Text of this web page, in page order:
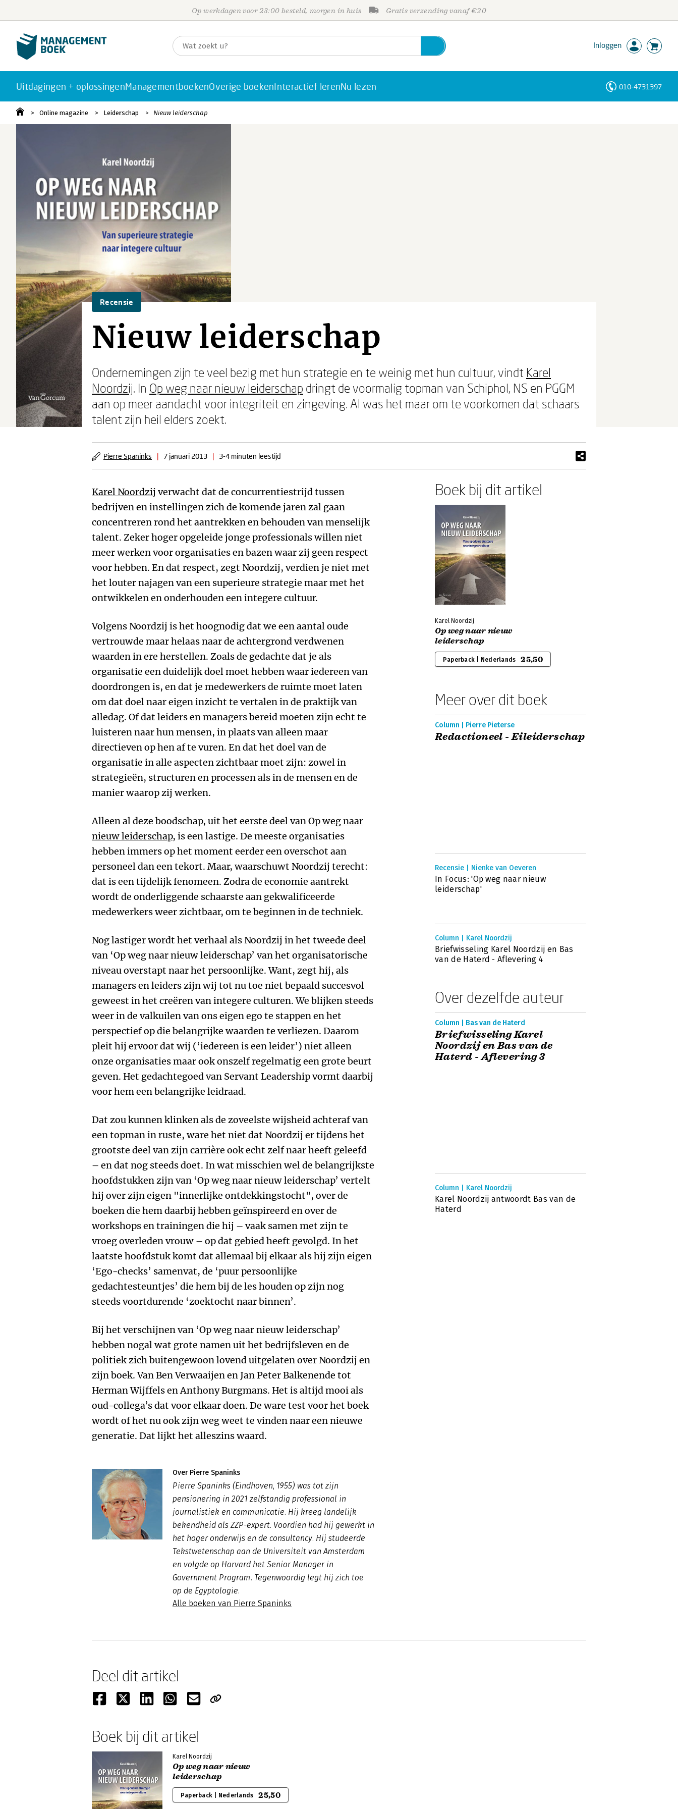
Op werkdagen voor 23:00 besteld, morgen in huis Gratis verzending vanaf €20
Inloggen
Uitdagingen + oplossingenManagementboekenOverige boekenInteractief lerenNu lezen 010-4731397
Online magazine Leiderschap Nieuw leiderschap
Recensie
Nieuw leiderschap
Ondernemingen zijn te veel bezig met hun strategie en te weinig met hun cultuur, vindt Karel
Noordzij. In Op weg naar nieuw leiderschap dringt de voormalig topman van Schiphol, NS en PGGM
aan op meer aandacht voor integriteit en zingeving. Al was het maar om te voorkomen dat schaars
talent zijn heil elders zoekt.
Pierre Spaninks | 7 januari 2013 | 3-4 minuten leestijd
Karel Noordzij verwacht dat de concurrentiestrijd tussen
bedrijven en instellingen zich de komende jaren zal gaan
concentreren rond het aantrekken en behouden van menselijk
talent. Zeker hoger opgeleide jonge professionals willen niet
meer werken voor organisaties en bazen waar zij geen respect
voor hebben. En dat respect, zegt Noordzij, verdien je niet met
het louter najagen van een superieure strategie maar met het
ontwikkelen en onderhouden een integere cultuur.
Volgens Noordzij is het hoognodig dat we een aantal oude
vertrouwde maar helaas naar de achtergrond verdwenen
waarden in ere herstellen. Zoals de gedachte dat je als
organisatie een duidelijk doel moet hebben waar iedereen van
doordrongen is, en dat je medewerkers de ruimte moet laten
om dat doel naar eigen inzicht te vertalen in de praktijk van
alledag. Of dat leiders en managers bereid moeten zijn echt te
luisteren naar hun mensen, in plaats van alleen maar
directieven op hen af te vuren. En dat het doel van de
organisatie in alle aspecten zichtbaar moet zijn: zowel in
strategieën, structuren en processen als in de mensen en de
manier waarop zij werken.
Alleen al deze boodschap, uit het eerste deel vanOp weg naar
nieuw leiderschap, is een lastige. De meeste organisaties
hebben immers op het moment eerder een overschot aan
personeel dan een tekort. Maar, waarschuwt Noordzij terecht:
dat is een tijdelijk fenomeen. Zodra de economie aantrekt
wordt de onderliggende schaarste aan gekwalificeerde
medewerkers weer zichtbaar, om te beginnen in de techniek.
Nog lastiger wordt het verhaal als Noordzij in het tweede deel
van ‘Op weg naar nieuw leiderschap’ van het organisatorische
niveau overstapt naar het persoonlijke. Want, zegt hij, als
managers en leiders zijn wij tot nu toe niet bepaald succesvol
geweest in het creëren van integere culturen. We blijken steeds
weer in de valkuilen van ons eigen ego te stappen en het
perspectief op die belangrijke waarden te verliezen. Daarom
pleit hij ervoor dat wij (‘iedereen is een leider’) niet alleen
onze organisaties maar ook onszelf regelmatig een grote beurt
geven. Het gedachtegoed van Servant Leadership vormt daarbij
voor hem een belangrijke leidraad.
Dat zou kunnen klinken als de zoveelste wijsheid achteraf van
een topman in ruste, ware het niet dat Noordzij er tijdens het
grootste deel van zijn carrière ook echt zelf naar heeft geleefd
– en dat nog steeds doet. In wat misschien wel de belangrijkste
hoofdstukken zijn van ‘Op weg naar nieuw leiderschap’ vertelt
hij over zijn eigen "innerlijke ontdekkingstocht", over de
boeken die hem daarbij hebben geïnspireerd en over de
workshops en trainingen die hij – vaak samen met zijn te
vroeg overleden vrouw – op dat gebied heeft gevolgd. In het
laatste hoofdstuk komt dat allemaal bij elkaar als hij zijn eigen
‘Ego-checks’ samenvat, de ‘puur persoonlijke
gedachtesteuntjes’ die hem bij de les houden op zijn nog
steeds voortdurende ‘zoektocht naar binnen’.
Bij het verschijnen van ‘Op weg naar nieuw leiderschap’
hebben nogal wat grote namen uit het bedrijfsleven en de
politiek zich buitengewoon lovend uitgelaten over Noordzij en
zijn boek. Van Ben Verwaaijen en Jan Peter Balkenende tot
Herman Wijffels en Anthony Burgmans. Het is altijd mooi als
oud-collega’s dat voor elkaar doen. De ware test voor het boek
wordt of het nu ook zijn weg weet te vinden naar een nieuwe
generatie. Dat lijkt het alleszins waard.
Over Pierre Spaninks
Pierre Spaninks (Eindhoven, 1955) was tot zijn
pensionering in 2021 zelfstandig professional in
journalistiek en communicatie. Hij kreeg landelijk
bekendheid als ZZP-expert. Voordien had hij gewerkt in
het hoger onderwijs en de consultancy. Hij studeerde
Tekstwetenschap aan de Universiteit van Amsterdam
en volgde op Harvard het Senior Manager in
Government Program. Tegenwoordig legt hij zich toe
op de Egyptologie.
Alle boeken van Pierre Spaninks
Boek bij dit artikel
Karel Noordzij
Op weg naar nieuw
leiderschap
Paperback | Nederlands 25,50
Meer over dit boek
Column | Pierre Pieterse
Redactioneel - Eileiderschap
Recensie | Nienke van Oeveren
In Focus: 'Op weg naar nieuw
leiderschap'
Column | Karel Noordzij
Briefwisseling Karel Noordzij en Bas
van de Haterd - Aflevering 4
Over dezelfde auteur
Column | Bas van de Haterd
Briefwisseling Karel
Noordzij en Bas van de
Haterd - Aflevering 3
Column | Karel Noordzij
Karel Noordzij antwoordt Bas van de
Haterd
Deel dit artikel
Boek bij dit artikel
Karel Noordzij
Op weg naar nieuw
leiderschap
Paperback | Nederlands 25,50
Personen